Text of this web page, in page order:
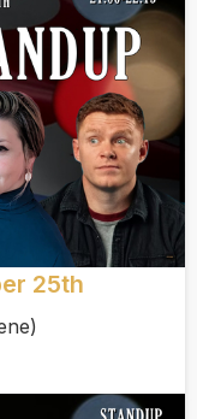
25th